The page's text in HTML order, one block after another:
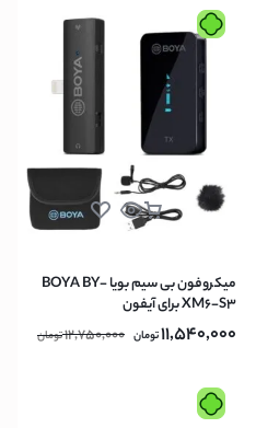
میکروفون بی سیم بویا BOYA BY-
XM6-S3 برای آیفون
11,540,000تومان 12,750,000تومان